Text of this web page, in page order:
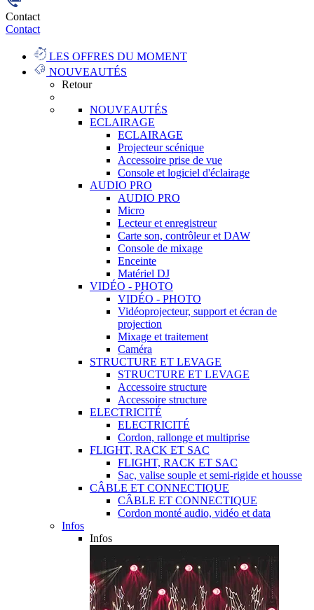
Contact
Contact
LES OFFRES DU MOMENT
NOUVEAUTÉS
Retour
NOUVEAUTÉS
ECLAIRAGE
ECLAIRAGE
Projecteur scénique
Accessoire prise de vue
Console et logiciel d'éclairage
AUDIO PRO
AUDIO PRO
Micro
Lecteur et enregistreur
Carte son, contrôleur et DAW
Console de mixage
Enceinte
Matériel DJ
VIDÉO - PHOTO
VIDÉO - PHOTO
Vidéoprojecteur, support et écran de
projection
Mixage et traitement
Caméra
STRUCTURE ET LEVAGE
STRUCTURE ET LEVAGE
Accessoire structure
Accessoire structure
ELECTRICITÉ
ELECTRICITÉ
Cordon, rallonge et multiprise
FLIGHT, RACK ET SAC
FLIGHT, RACK ET SAC
Sac, valise souple et semi-rigide et housse
CÂBLE ET CONNECTIQUE
CÂBLE ET CONNECTIQUE
Cordon monté audio, vidéo et data
Infos
Infos